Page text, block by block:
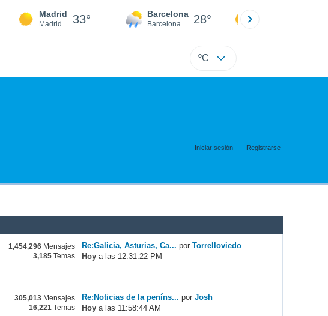
Madrid
Madrid 33° Barcelona
Barcelona 28°
ºC
Iniciar sesión Registrarse
1,454,296 Mensajes
3,185 Temas
Re:Galicia, Asturias, Ca... porTorrelloviedo
Hoy a las 12:31:22 PM
305,013 Mensajes
16,221 Temas
Re:Noticias de la peníns... porJosh
Hoy a las 11:58:44 AM